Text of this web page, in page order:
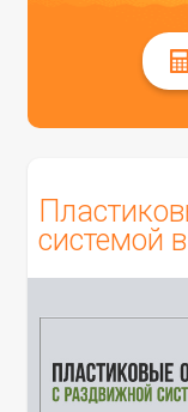
системой